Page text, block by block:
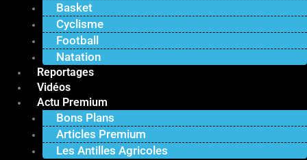
Basket
Cyclisme
Football
Natation
Reportages
Vidéos
Actu Premium
Bons Plans
Articles Premium
Les Antilles Agricoles